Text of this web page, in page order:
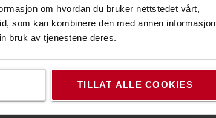
om hvordan du bruker nettstedet vårt,
som kan kombinere den med annen informasjon
bruk av tjenestene deres.
TILLAT ALLE COOKIES
fullt
Spesifikasjoner
Størrelse:8